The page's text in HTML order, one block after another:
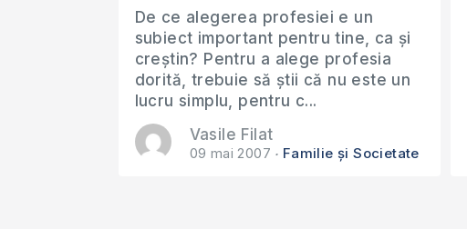
De ce alegerea profesiei e un
subiect important pentru tine, ca și
creștin? Pentru a alege profesia
dorită, trebuie să știi că nu este un
lucru simplu, pentru c...
Vasile Filat
09 mai 2007 Familie și Societate